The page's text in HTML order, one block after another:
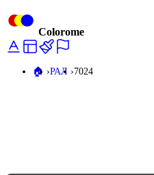
Colorome
🏠️ РАЛ 7024